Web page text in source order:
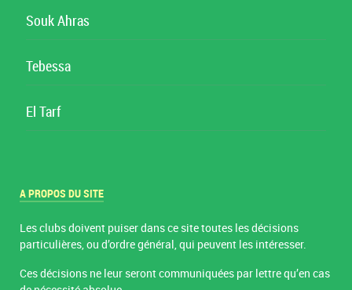
Souk Ahras
Tebessa
El Tarf
A PROPOS DU SITE
Les clubs doivent puiser dans ce site toutes les décisions
particulières, ou d’ordre général, qui peuvent les intéresser.
Ces décisions ne leur seront communiquées par lettre qu’en cas